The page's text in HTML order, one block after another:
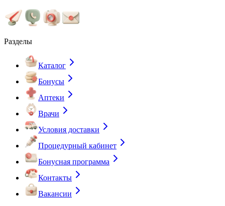
Разделы
Каталог
Бонусы
Аптеки
Врачи
Условия доставки
Процедурный кабинет
Бонусная программа
Контакты
Вакансии